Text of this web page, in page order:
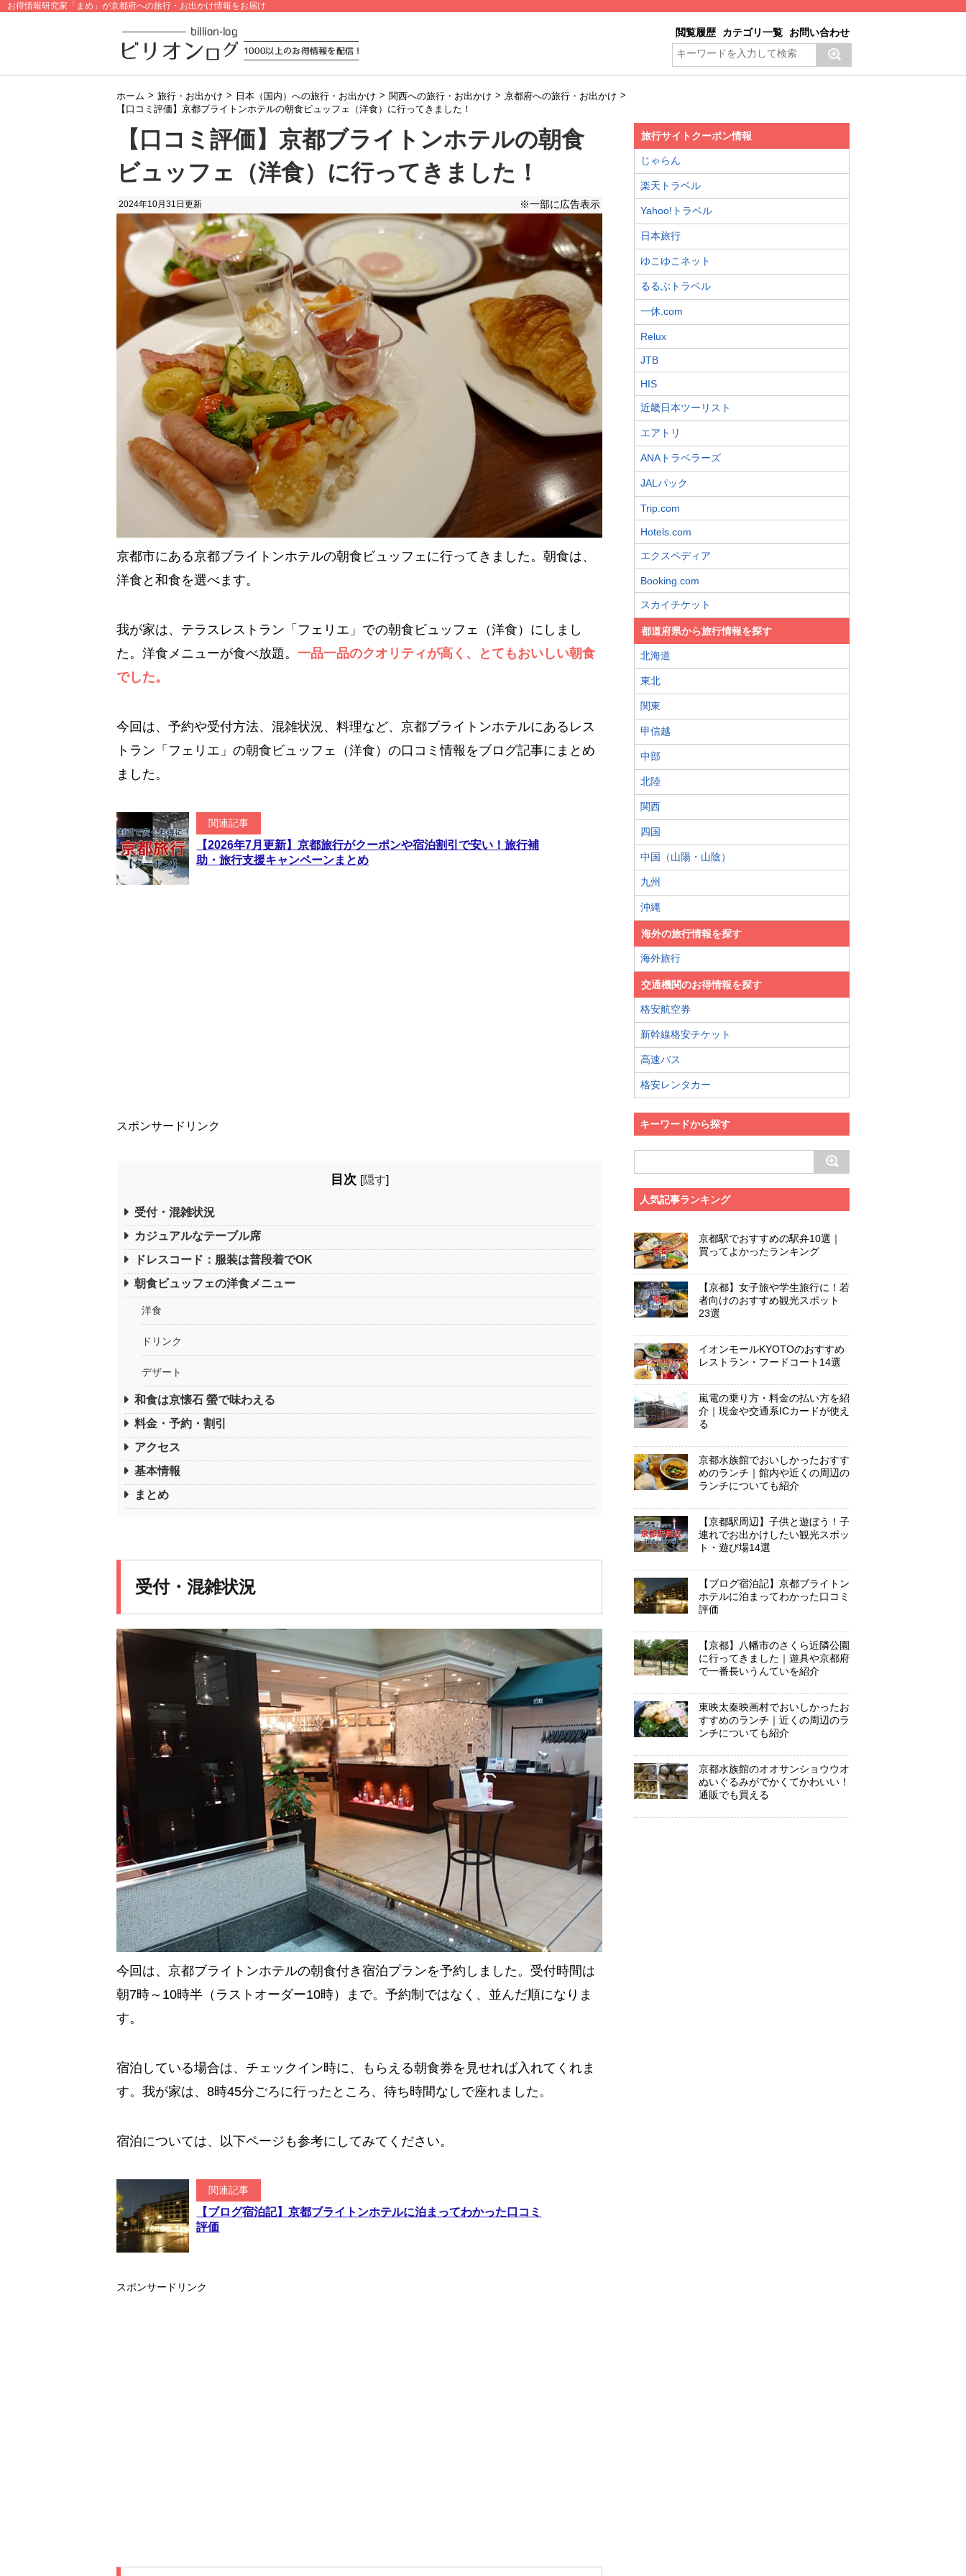
お得情報研究家「まめ」が京都府への旅行・お出かけ情報をお届け
閲覧履歴 カテゴリ一覧 お問い合わせ
ホーム > 旅行・お出かけ > 日本（国内）への旅行・お出かけ > 関西への旅行・お出かけ > 京都府への旅行・お出かけ >
【口コミ評価】京都ブライトンホテルの朝食ビュッフェ（洋食）に行ってきました！
【口コミ評価】京都ブライトンホテルの朝食
ビュッフェ（洋食）に行ってきました！
2024年10月31日 更新 ※一部に広告表示
京都市にある京都ブライトンホテルの朝食ビュッフェに行ってきました。朝食は、
洋食と和食を選べます。
我が家は、テラスレストラン「フェリエ」での朝食ビュッフェ（洋食）にしまし
た。洋食メニューが食べ放題。 一品一品のクオリティが高く、とてもおいしい朝食
でした。
今回は、予約や受付方法、混雑状況、料理など、京都ブライトンホテルにあるレス
トラン「フェリエ」の朝食ビュッフェ（洋食）の口コミ情報をブログ記事にまとめ
ました。
関連記事
【2026年7月更新】京都旅行がクーポンや宿泊割引で安い！旅行補
助・旅行支援キャンペーンまとめ
スポンサードリンク
目次 [隠す]
受付・混雑状況
カジュアルなテーブル席
ドレスコード：服装は普段着でOK
朝食ビュッフェの洋食メニュー
洋食
ドリンク
デザート
和食は京懐石 螢で味わえる
料金・予約・割引
アクセス
基本情報
まとめ
受付・混雑状況
今回は、京都ブライトンホテルの朝食付き宿泊プランを予約しました。受付時間は
朝7時～10時半（ラストオーダー10時）まで。予約制ではなく、並んだ順になりま
す。
宿泊している場合は、チェックイン時に、もらえる朝食券を見せれば入れてくれま
す。我が家は、8時45分ごろに行ったところ、待ち時間なしで座れました。
宿泊については、以下ページも参考にしてみてください。
関連記事
【ブログ宿泊記】京都ブライトンホテルに泊まってわかった口コミ
評価
スポンサードリンク
旅行サイトクーポン情報
じゃらん
楽天トラベル
Yahoo!トラベル
日本旅行
ゆこゆこネット
るるぶトラベル
一休.com
Relux
JTB
HIS
近畿日本ツーリスト
エアトリ
ANAトラベラーズ
JALパック
Trip.com
Hotels.com
エクスペディア
Booking.com
スカイチケット
都道府県から旅行情報を探す
北海道
東北
関東
甲信越
中部
北陸
関西
四国
中国（山陽・山陰）
九州
沖縄
海外の旅行情報を探す
海外旅行
交通機関のお得情報を探す
格安航空券
新幹線格安チケット
高速バス
格安レンタカー
キーワードから探す
人気記事ランキング
京都駅でおすすめの駅弁10選｜
買ってよかったランキング
【京都】女子旅や学生旅行に！若
者向けのおすすめ観光スポット
23選
イオンモールKYOTOのおすすめ
レストラン・フードコート14選
嵐電の乗り方・料金の払い方を紹
介｜現金や交通系ICカードが使え
る
京都水族館でおいしかったおすす
めのランチ｜館内や近くの周辺の
ランチについても紹介
【京都駅周辺】子供と遊ぼう！子
連れでお出かけしたい観光スポッ
ト・遊び場14選
【ブログ宿泊記】京都ブライトン
ホテルに泊まってわかった口コミ
評価
【京都】八幡市のさくら近隣公園
に行ってきました｜遊具や京都府
で一番長いうんていを紹介
東映太秦映画村でおいしかったお
すすめのランチ｜近くの周辺のラ
ンチについても紹介
京都水族館のオオサンショウウオ
ぬいぐるみがでかくてかわいい！
通販でも買える